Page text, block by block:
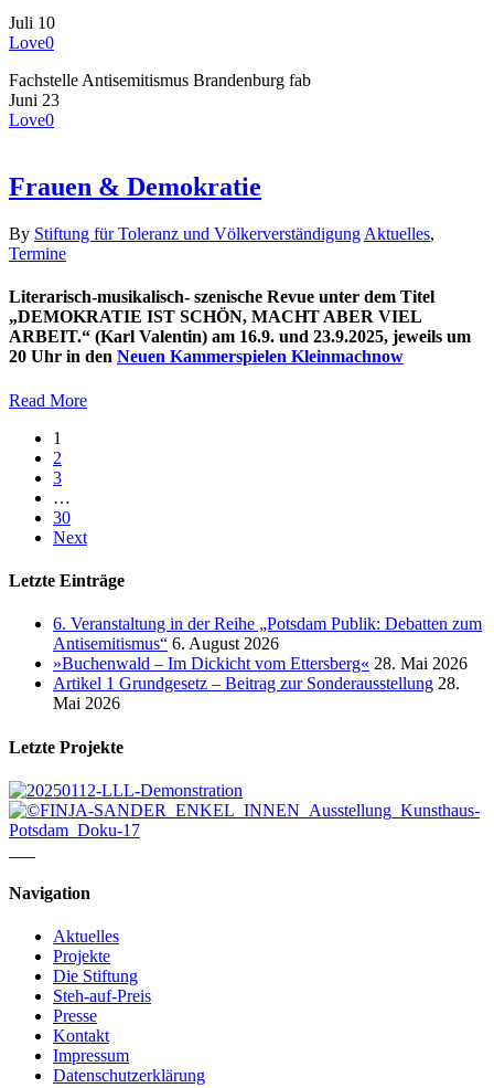
Juli 10
Love0
Fachstelle Antisemitismus Brandenburg fab
Juni 23
Love0
Frauen & Demokratie
By Stiftung für Toleranz und Völkerverständigung Aktuelles,
Termine
Literarisch-musikalisch- szenische Revue unter dem Titel
„DEMOKRATIE IST SCHÖN, MACHT ABER VIEL
ARBEIT.“ (Karl Valentin) am 16.9. und 23.9.2025, jeweils um
20 Uhr in den Neuen Kammerspielen Kleinmachnow
Read More
1
2
3
…
30
Next
Letzte Einträge
6. Veranstaltung in der Reihe „Potsdam Publik: Debatten zum
Antisemitismus“ 6. August 2026
»Buchenwald – Im Dickicht vom Ettersberg« 28. Mai 2026
Artikel 1 Grundgesetz – Beitrag zur Sonderausstellung 28.
Mai 2026
Letzte Projekte
Navigation
Aktuelles
Projekte
Die Stiftung
Steh-auf-Preis
Presse
Kontakt
Impressum
Datenschutzerklärung